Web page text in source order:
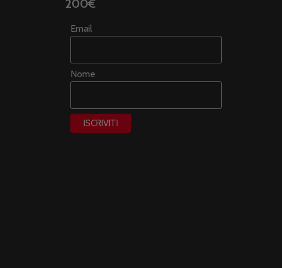
200€
Email
Nome